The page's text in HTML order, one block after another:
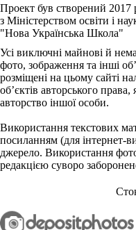
Проект був створений 2017
з Міністерством освіти і
"Нова Українська Школа"
Усі виключні майнові й
фото, зображення та інші
розміщені на цьому сайті
об’єктів авторського права,
авторство іншої особи.
Використання текстових
посиланням (для інтернет-
джерело. Використання
редакцією суворо